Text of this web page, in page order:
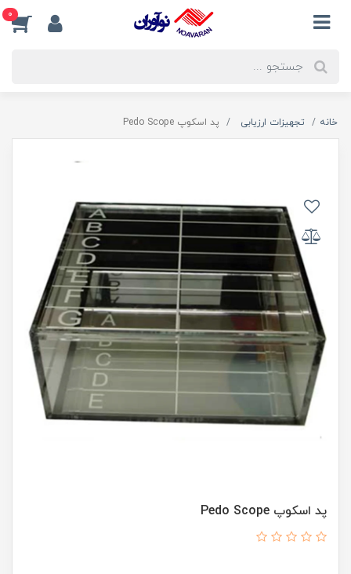
0
خانه تجهیزات ارزیابی پد اسکوپ Pedo Scope
پد اسکوپ Pedo Scope